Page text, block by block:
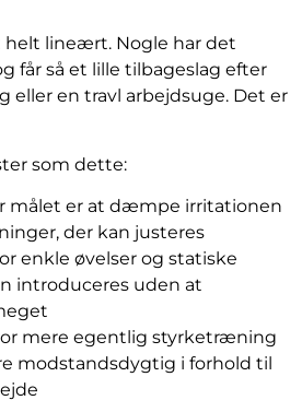
lineært. Nogle har det
får så et lille tilbageslag efter
eller en travl arbejdsuge. Det er
som dette:
målet er at dæmpe irritationen
der kan justeres
enkle øvelser og statiske
introduceres uden at
mere egentlig styrketræning
modstandsdygtig i forhold til